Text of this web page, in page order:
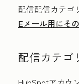
配信配信カテゴ
Eメール用にそ
配信カテゴ